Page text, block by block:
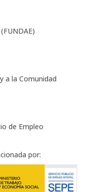
a la Comunidad
de Empleo
por: